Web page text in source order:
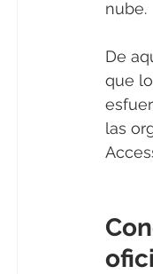
nube.
De
que
las